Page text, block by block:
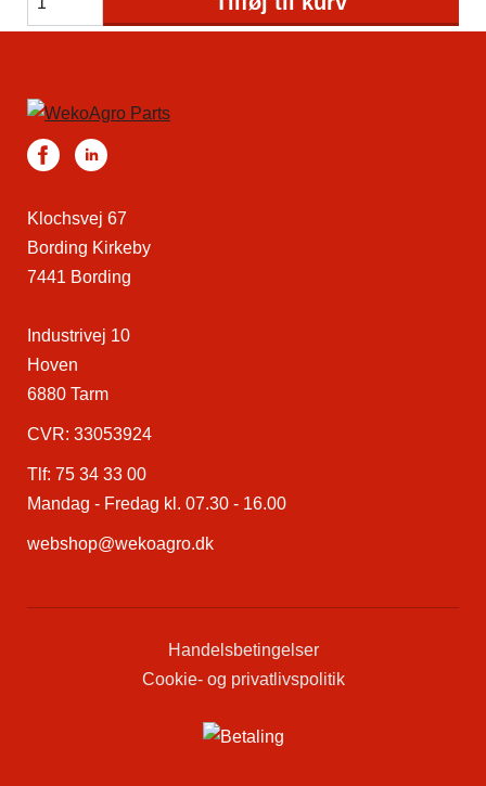
Klochsvej 67
Bording Kirkeby
7441 Bording
Industrivej 10
Hoven
6880 Tarm
CVR: 33053924
Tlf: 75 34 33 00
Mandag - Fredag kl. 07.30 - 16.00
webshop@wekoagro.dk
Handelsbetingelser
Cookie- og privatlivspolitik